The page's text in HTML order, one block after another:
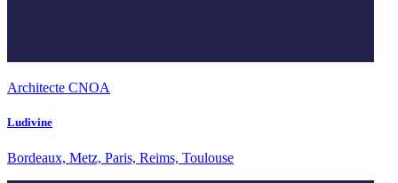
Architecte CNOA
Ludivine
Bordeaux, Metz, Paris, Reims, Toulouse